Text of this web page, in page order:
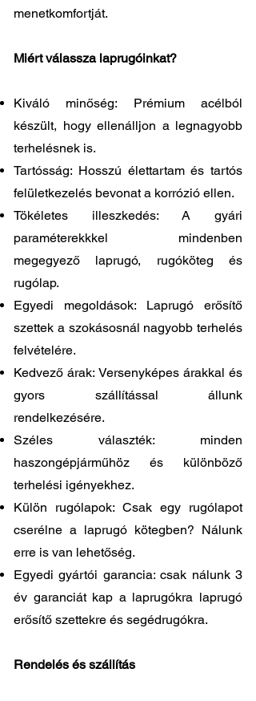
menetkomfortját.
Miért válassza laprugóinkat?
Kiváló minőség: Prémium acélból
készült, hogy ellenálljon a legnagyobb
terhelésnek is.
Tartósság: Hosszú élettartam és tartós
felületkezelés bevonat a korrózió ellen.
Tökéletes illeszkedés: A gyári
paraméterekkkel mindenben
megegyező laprugó, rugóköteg és
rugólap.
Egyedi megoldások: Laprugó erősítő
szettek a szokásosnál nagyobb terhelés
felvételére.
Kedvező árak: Versenyképes árakkal és
gyors szállítással állunk
rendelkezésére.
Széles választék: minden
haszongépjárműhöz és különböző
terhelési igényekhez.
Külön rugólapok: Csak egy rugólapot
cserélne a laprugó kötegben? Nálunk
erre is van lehetőség.
Egyedi gyártói garancia: csak nálunk 3
év garanciát kap a laprugókra laprugó
erősítő szettekre és segédrugókra.
Rendelés és szállítás